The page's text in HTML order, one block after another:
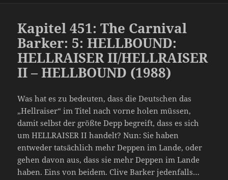
Kapitel 451: The Carnival
Barker: 5: HELLBOUND:
HELLRAISER II/HELLRAISER
II – HELLBOUND (1988)
Was hat es zu bedeuten, dass die Deutschen das
„Hellraiser“ im Titel nach vorne holen müssen,
damit selbst der größte Depp begreift, dass es sich
um HELLRAISER II handelt? Nun: Sie haben
entweder tatsächlich mehr Deppen im Lande, oder
gehen davon aus, dass sie mehr Deppen im Lande
haben. Eins von beidem. Clive Barker jedenfalls…